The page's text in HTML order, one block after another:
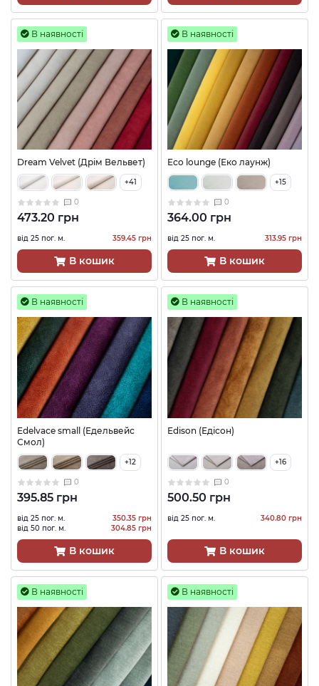
В наявності
Dream Velvet (Дрім Вельвет)
+41
0
473.20 грн
від 25 пог. м. 359.45 грн
В кошик
В наявності
Eco lounge (Еко лаунж)
+15
0
364.00 грн
від 25 пог. м. 313.95 грн
В кошик
В наявності
Edelvace small (Едельвейс
Смол)
+12
0
395.85 грн
від 25 пог. м.
350.35 грн
від 50 пог. м.
304.85 грн
В кошик
В наявності
Edison (Едісон)
+16
0
500.50 грн
від 25 пог. м. 340.80 грн
В кошик
В наявності В наявності